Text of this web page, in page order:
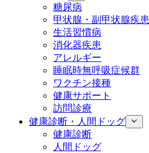
糖尿病
甲状腺・副甲状腺疾患
生活習慣病
消化器疾患
アレルギー
睡眠時無呼吸症候群
ワクチン接種
健康サポート
訪問診療
健康診断・人間ドッグ
健康診断
人間ドッグ